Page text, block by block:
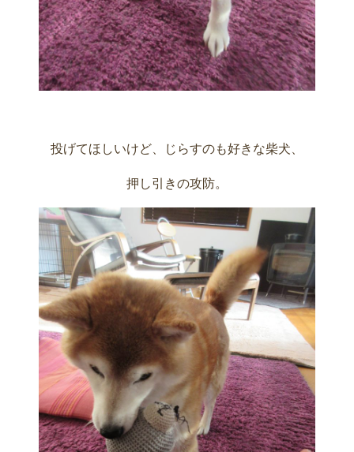
投げてほしいけど、じらすのも好きな柴犬、
押し引きの攻防。